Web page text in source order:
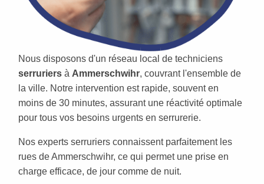
Nous disposons d'un réseau local de techniciens
serruriers à Ammerschwihr, couvrant l'ensemble de
la ville. Notre intervention est rapide, souvent en
moins de 30 minutes, assurant une réactivité optimale
pour tous vos besoins urgents en serrurerie.
Nos experts serruriers connaissent parfaitement les
rues de Ammerschwihr, ce qui permet une prise en
charge efficace, de jour comme de nuit.